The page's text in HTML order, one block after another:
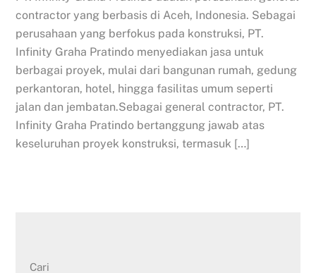
contractor yang berbasis di Aceh, Indonesia. Sebagai
perusahaan yang berfokus pada konstruksi, PT.
Infinity Graha Pratindo menyediakan jasa untuk
berbagai proyek, mulai dari bangunan rumah, gedung
perkantoran, hotel, hingga fasilitas umum seperti
jalan dan jembatan.Sebagai general contractor, PT.
Infinity Graha Pratindo bertanggung jawab atas
keseluruhan proyek konstruksi, termasuk […]
Cari